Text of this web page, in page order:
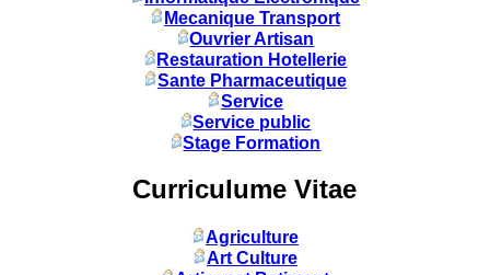
Mecanique Transport
Ouvrier Artisan
Restauration Hotellerie
Sante Pharmaceutique
Service
Service public
Stage Formation
Curriculume Vitae
Agriculture
Art Culture